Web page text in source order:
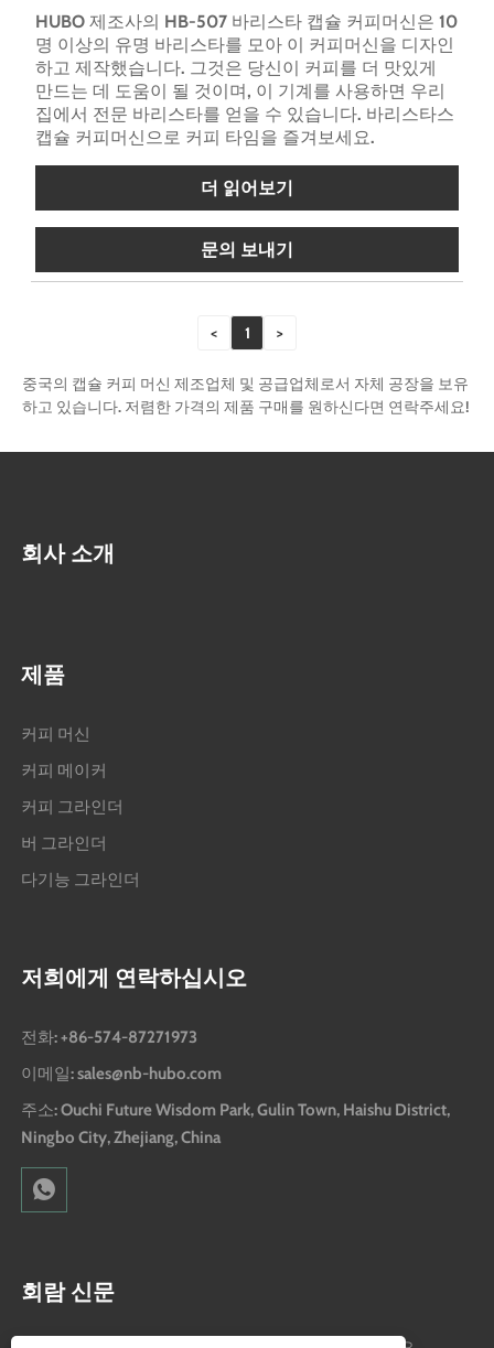
HUBO 제조사의 HB-507 바리스타 캡슐 커피머신은 10
명 이상의 유명 바리스타를 모아 이 커피머신을 디자인
하고 제작했습니다. 그것은 당신이 커피를 더 맛있게
만드는 데 도움이 될 것이며, 이 기계를 사용하면 우리
집에서 전문 바리스타를 얻을 수 있습니다. 바리스타스
캡슐 커피머신으로 커피 타임을 즐겨보세요.
더 읽어보기
문의 보내기
< 1 >
중국의 캡슐 커피 머신 제조업체 및 공급업체로서 자체 공장을 보유
하고 있습니다. 저렴한 가격의 제품 구매를 원하신다면 연락주세요!
회사 소개
제품
커피 머신
커피 메이커
커피 그라인더
버 그라인더
다기능 그라인더
저희에게 연락하십시오
전화: +86-574-87271973
이메일: sales@nb-hubo.com
주소: Ouchi Future Wisdom Park, Gulin Town, Haishu District,
Ningbo City, Zhejiang, China
회람 신문